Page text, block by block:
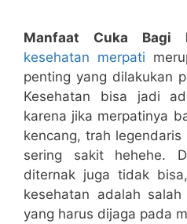
Manfaat Cuka Bagi
kesehatan merpati
penting yang dilakukan
Kesehatan bisa jadi
karena jika merpatinya
kencang, trah
sering sakit hehehe.
diternak juga tidak
kesehatan adalah
yang harus dijaga pada